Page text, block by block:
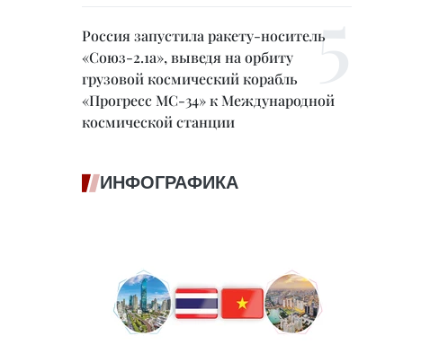
Россия запустила ракету-носитель
«Союз-2.1а», выведя на орбиту
грузовой космический корабль
«Прогресс МС-34» к Международной
космической станции
ИНФОГРАФИКА